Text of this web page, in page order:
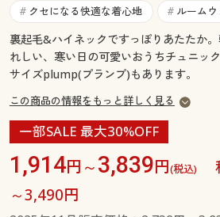
サポート
ご利用ガイド
よくある質問とお問い合わせ
よくある質問とお問い合わせ
# クセになる快適な着心地 # ルーム
裏起毛&ハイネックですっぽりあたたか
れしい、寒い日の可愛いおうちチュニッ
サイズplump(プランプ)もあります。
この商品の情報をもっと詳しく見る
一部SALE 最大30%OFF
1,914円～3,839円(税込)
～3,490円